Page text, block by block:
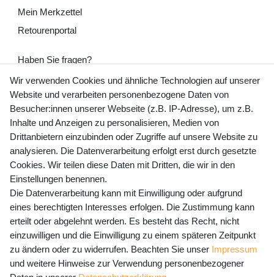
Mein Merkzettel
Retourenportal
Haben Sie fragen?
+49 (0) 35243 460 400
Mo-Fr 9-15 Uhr
shop@banjado.com
Preisangaben inkl. gesetzl. MwSt. und zzgl. Service- und
Versandkosten
Newsletter Anmeldung - Keine Angebote
mehr verpassen!
E-MAIL **
Newsletter
Wir verwenden Cookies und ähnliche Technologien auf unserer
Website und verarbeiten personenbezogene Daten von
Besucher:innen unserer Webseite (z.B. IP-Adresse), um z.B.
Inhalte und Anzeigen zu personalisieren, Medien von
Drittanbietern einzubinden oder Zugriffe auf unsere Website zu
analysieren. Die Datenverarbeitung erfolgt erst durch gesetzte
Cookies. Wir teilen diese Daten mit Dritten, die wir in den
Einstellungen benennen.
Die Datenverarbeitung kann mit Einwilligung oder aufgrund
eines berechtigten Interesses erfolgen. Die Zustimmung kann
erteilt oder abgelehnt werden. Es besteht das Recht, nicht
einzuwilligen und die Einwilligung zu einem späteren Zeitpunkt
zu ändern oder zu widerrufen. Beachten Sie unser Impressum
und weitere Hinweise zur Verwendung personenbezogener